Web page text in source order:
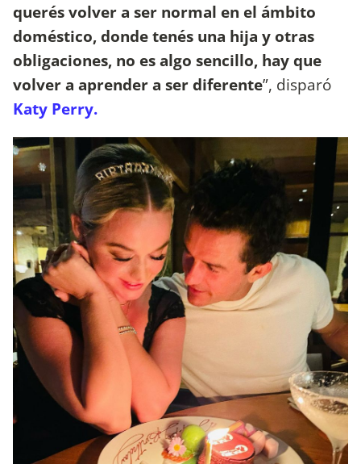
querés volver a ser normal en el ámbito
doméstico, donde tenés una hija y otras
obligaciones, no es algo sencillo, hay que
volver a aprender a ser diferente”, disparó
Katy Perry.